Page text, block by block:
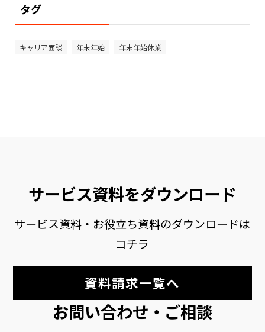
タグ
キャリア面談 年末年始 年末年始休業
サービス資料をダウンロード
サービス資料・お役立ち資料のダウンロードは
コチラ
資料請求一覧へ
お問い合わせ・ご相談